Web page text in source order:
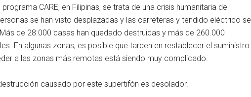
CARE, en Filipinas, se trata de una crisis humanitaria de
se han visto desplazadas y las carreteras y tendido eléctrico se
de 28.000 casas han quedado destruidas y más de 260.000
En algunas zonas, es posible que tarden en restablecer el suministro
a las zonas más remotas está siendo muy complicado.
causado por este supertifón es desolador.